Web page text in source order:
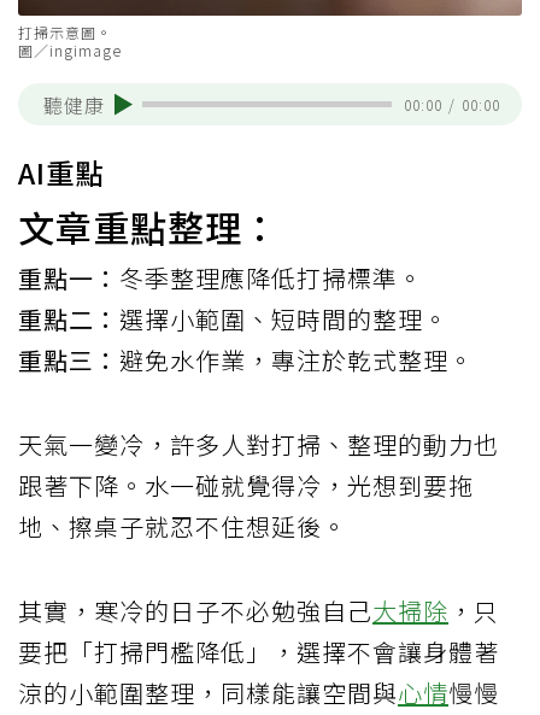
打掃示意圖。
圖／ingimage
聽健康 00:00 / 00:00
AI重點
文章重點整理：
重點一： 冬季整理應降低打掃標準。
重點二： 選擇小範圍、短時間的整理。
重點三： 避免水作業，專注於乾式整理。
天氣一變冷，許多人對打掃、整理的動力也
跟著下降。水一碰就覺得冷，光想到要拖
地、擦桌子就忍不住想延後。
其實，寒冷的日子不必勉強自己大掃除 ，只
要把「打掃門檻降低」，選擇不會讓身體著
涼的小範圍整理，同樣能讓空間與心情慢慢